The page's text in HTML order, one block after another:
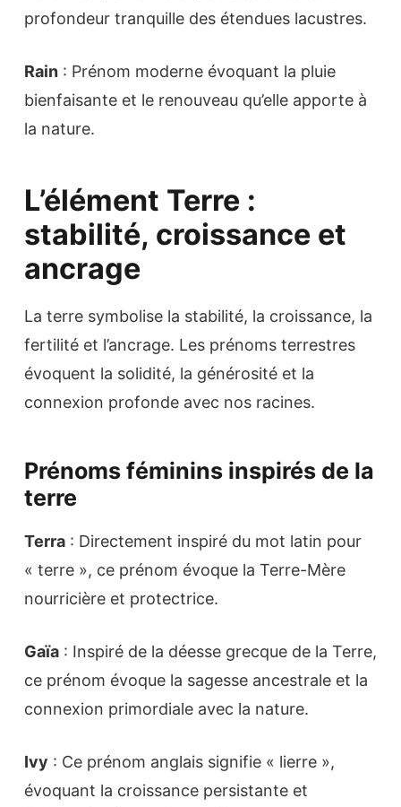
profondeur tranquille des étendues lacustres.
Rain : Prénom moderne évoquant la pluie
bienfaisante et le renouveau qu’elle apporte à
la nature.
L’élément Terre :
stabilité, croissance et
ancrage
La terre symbolise la stabilité, la croissance, la
fertilité et l’ancrage. Les prénoms terrestres
évoquent la solidité, la générosité et la
connexion profonde avec nos racines.
Prénoms féminins inspirés de la
terre
Terra : Directement inspiré du mot latin pour
« terre », ce prénom évoque la Terre-Mère
nourricière et protectrice.
Gaïa : Inspiré de la déesse grecque de la Terre,
ce prénom évoque la sagesse ancestrale et la
connexion primordiale avec la nature.
Ivy : Ce prénom anglais signifie « lierre »,
évoquant la croissance persistante et